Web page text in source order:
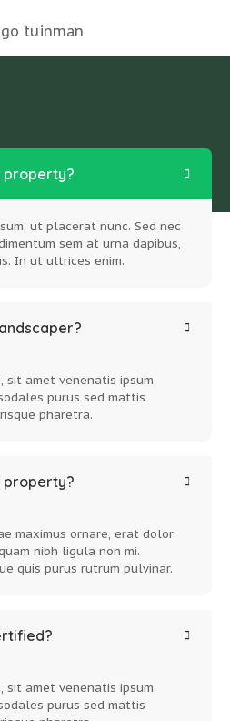
property?
ut placerat nunc. Sed nec
sem at urna dapibus,
In ut ultrices enim.
sit amet venenatis ipsum
purus sed mattis
pharetra.
property?
maximus ornare, erat dolor
nibh ligula non mi.
quis purus rutrum pulvinar.
sit amet venenatis ipsum
purus sed mattis